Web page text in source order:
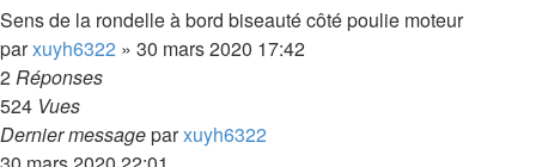
Sens de la rondelle à bord biseauté côté poulie moteur
parxuyh6322 » 30 mars 2020 17:42
2Réponses
524 Vues
Dernier messageparxuyh6322